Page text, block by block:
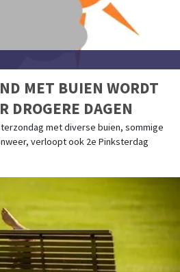
MET BUIEN WORDT
DROGERE DAGEN
met diverse buien, sommige
verloopt ook 2e Pinksterdag